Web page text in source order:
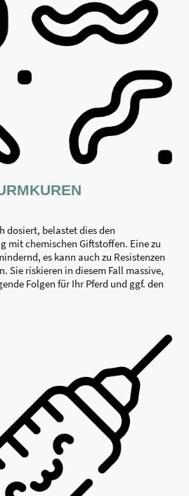
dosiert, belastet dies den
mit chemischen Giftstoffen. Eine zu
es kann auch zu Resistenzen
Sie riskieren in diesem Fall massive,
Folgen für Ihr Pferd und ggf. den